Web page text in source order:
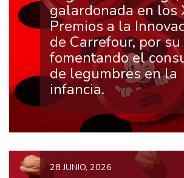
galardonada en los
Premios a la
de Carrefour, por
fomentando el
de legumbres en la
infancia.
28 JUNIO, 2026